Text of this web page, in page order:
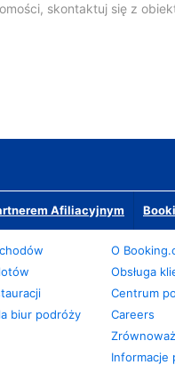
skontaktuj się z
Afiliacyjnym
biur podróży
O
Obsługa
Centrum
Careers
Informacje